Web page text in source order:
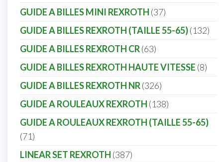
GUIDE A BILLES MINI REXROTH 3737
products
GUIDE A BILLES REXROTH (TAILLE 55-65) 132132
GUIDE A BILLES REXROTH CR 6363
products
GUIDE A BILLES REXROTH HAUTE VITESSE 88
GUIDE A BILLES REXROTH NR 326326
products
GUIDE A ROULEAUX REXROTH 138138
products
GUIDE A ROULEAUX REXROTH (TAILLE 55-65)
7171
products
LINEAR SET REXROTH 387387